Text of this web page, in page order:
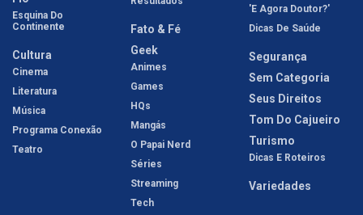
Esquina Do
Continente
Cultura
Cinema
Literatura
Música
Programa Conexão
Teatro
Fato & Fé
Geek
Animes
Games
HQs
Mangás
O Papai Nerd
Séries
Streaming
Tech
'E Agora Doutor?'
Dicas De Saúde
Segurança
Sem Categoria
Seus Direitos
Tom Do Cajueiro
Turismo
Dicas E Roteiros
Variedades